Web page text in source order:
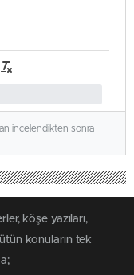
incelendikten sonra
köşe yazıları,
konuların tek